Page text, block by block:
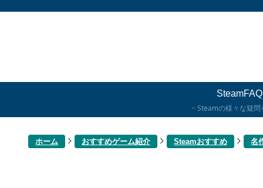
SteamFAQ
Steamの様々な疑問
ホーム おすすめゲーム紹介 Steamおすすめ 名